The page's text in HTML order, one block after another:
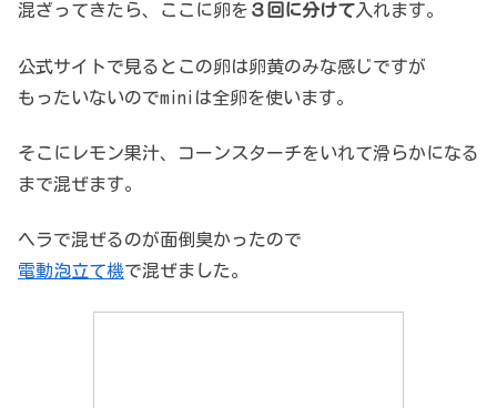
混ざってきたら、ここに卵を ３回に分けて入れます。
公式サイトで見るとこの卵は卵黄のみな感じですが
もったいないのでminiは全卵を使います。
そこにレモン果汁、コーンスターチをいれて滑らかになる
まで混ぜます。
ヘラで混ぜるのが面倒臭かったので
電動泡立て機で混ぜました。